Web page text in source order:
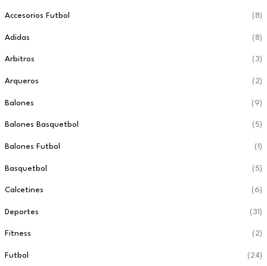
Accesorios Futbol (8)
Adidas (8)
Arbitros (3)
Arqueros (2)
Balones (9)
Balones Basquetbol (5)
Balones Futbol (1)
Basquetbol (5)
Calcetines (6)
Deportes (31)
Fitness (2)
Futbol (24)